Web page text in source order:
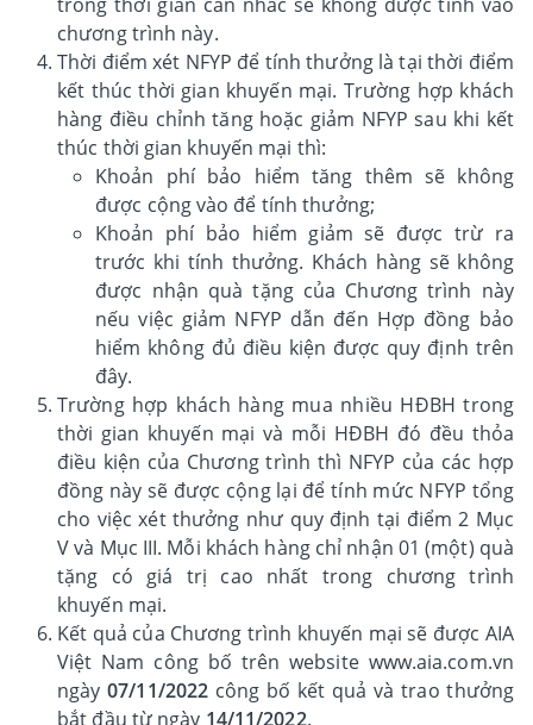
chương trình này.
Thời điểm xét NFYP để tính thưởng là tại thời điểm
kết thúc thời gian khuyến mại. Trường hợp khách
hàng điều chỉnh tăng hoặc giảm NFYP sau khi kết
thúc thời gian khuyến mại thì:
Khoản phí bảo hiểm tăng thêm sẽ không
được cộng vào để tính thưởng;
Khoản phí bảo hiểm giảm sẽ được trừ ra
trước khi tính thưởng. Khách hàng sẽ không
được nhận quà tặng của Chương trình này
nếu việc giảm NFYP dẫn đến Hợp đồng bảo
hiểm không đủ điều kiện được quy định trên
đây.
Trường hợp khách hàng mua nhiều HĐBH trong
thời gian khuyến mại và mỗi HĐBH đó đều thỏa
điều kiện của Chương trình thì NFYP của các hợp
đồng này sẽ được cộng lại để tính mức NFYP tổng
cho việc xét thưởng như quy định tại điểm 2 Mục
V và Mục III. Mỗi khách hàng chỉ nhận 01 (một) quà
tặng có giá trị cao nhất trong chương trình
khuyến mại.
Kết quả của Chương trình khuyến mại sẽ được AIA
Việt Nam công bố trên website www.aia.com.vn
ngày07/11/2022 công bố kết quả và trao thưởng
bắt đầu từ ngày 14/11/2022.